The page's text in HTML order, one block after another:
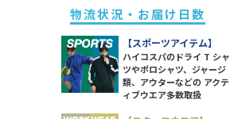
レディース タンク・キャミ
レディース ボトムス
物流状況・お届け日数
【スポーツアイテム】
ハイコスパのドライ T シャ
ツやポロシャツ、ジャージ
類、アウターなどの アクテ
ィブウエア多数取扱